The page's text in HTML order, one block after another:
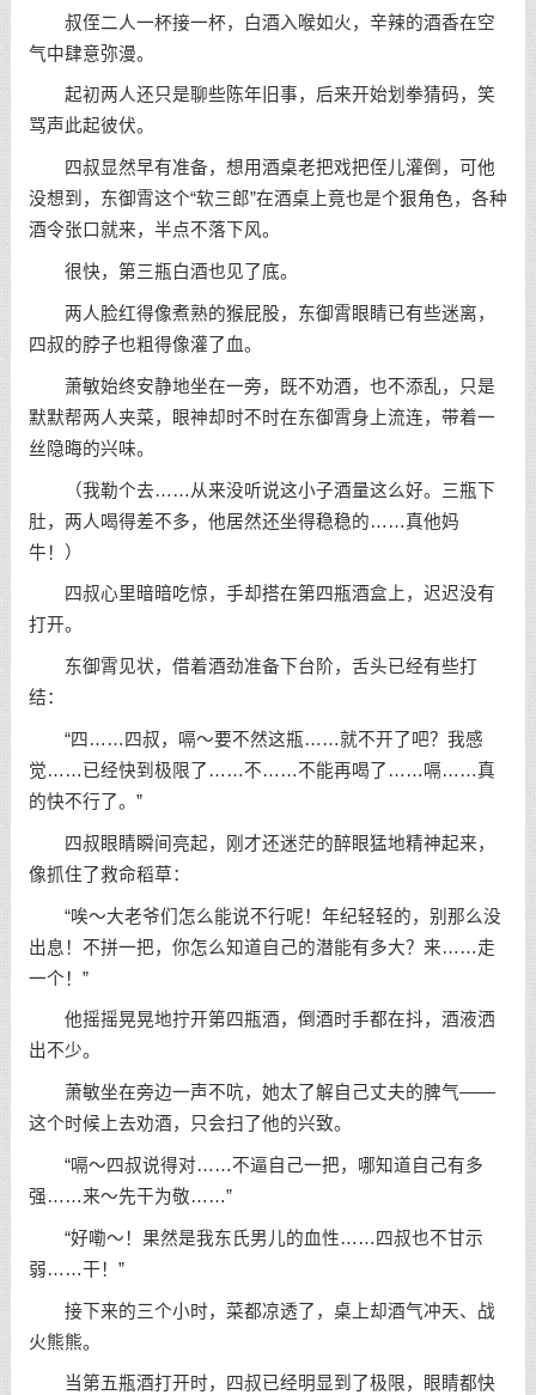
叔侄二人一杯接一杯，白酒入喉如火，辛辣的酒香在空
气中肆意弥漫。
起初两人还只是聊些陈年旧事，后来开始划拳猜码，笑
骂声此起彼伏。
四叔显然早有准备，想用酒桌老把戏把侄儿灌倒，可他
没想到，东御霄这个“软三郎”在酒桌上竟也是个狠角色，各种
酒令张口就来，半点不落下风。
很快，第三瓶白酒也见了底。
两人脸红得像煮熟的猴屁股，东御霄眼睛已有些迷离，
四叔的脖子也粗得像灌了血。
萧敏始终安静地坐在一旁，既不劝酒，也不添乱，只是
默默帮两人夹菜，眼神却时不时在东御霄身上流连，带着一
丝隐晦的兴味。
（我勒个去……从来没听说这小子酒量这么好。三瓶下
肚，两人喝得差不多，他居然还坐得稳稳的……真他妈
牛！）
四叔心里暗暗吃惊，手却搭在第四瓶酒盒上，迟迟没有
打开。
东御霄见状，借着酒劲准备下台阶，舌头已经有些打
结：
“四……四叔，嗝～要不然这瓶……就不开了吧？我感
觉……已经快到极限了……不……不能再喝了……嗝……真
的快不行了。”
四叔眼睛瞬间亮起，刚才还迷茫的醉眼猛地精神起来，
像抓住了救命稻草：
“唉～大老爷们怎么能说不行呢！年纪轻轻的，别那么没
出息！不拼一把，你怎么知道自己的潜能有多大？来……走
一个！”
他摇摇晃晃地拧开第四瓶酒，倒酒时手都在抖，酒液洒
出不少。
萧敏坐在旁边一声不吭，她太了解自己丈夫的脾气——
这个时候上去劝酒，只会扫了他的兴致。
“嗝～四叔说得对……不逼自己一把，哪知道自己有多
强……来～先干为敬……”
“好嘞～！果然是我东氏男儿的血性……四叔也不甘示
弱……干！”
接下来的三个小时，菜都凉透了，桌上却酒气冲天、战
火熊熊。
当第五瓶酒打开时，四叔已经明显到了极限，眼睛都快